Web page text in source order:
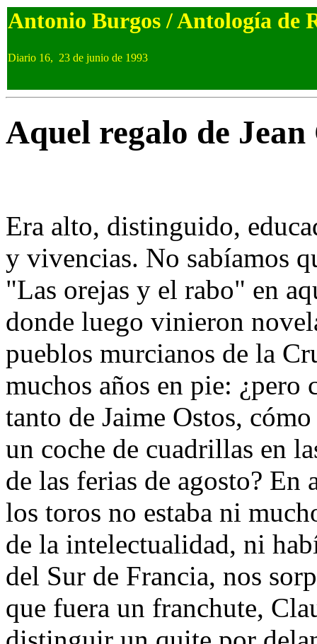
Antonio Burgos / Antología de
Diario 16, 23 de junio de 1993
Aquel regalo de Jean
Era alto, distinguido,
y vivencias. No sabíamos
"Las orejas y el rabo" en
donde luego vinieron
pueblos murcianos de la
muchos años en pie: ¿pero
tanto de Jaime Ostos,
un coche de cuadrillas en
de las ferias de agosto? En
los toros no estaba ni
de la intelectualidad, ni
del Sur de Francia, nos
que fuera un franchute,